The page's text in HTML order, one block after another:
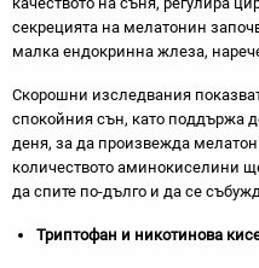
секрецията на мелатонин
малка ендокринна жлеза,
Скорошни изследвания
спокойния сън, като поддържа
деня, за да произвежда
количеството аминокиселини
да спите по-дълго и да се
Триптофан и никотинова